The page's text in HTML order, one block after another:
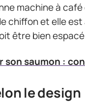
machine à
chiffon et elle
être bien
son saumon :
le design